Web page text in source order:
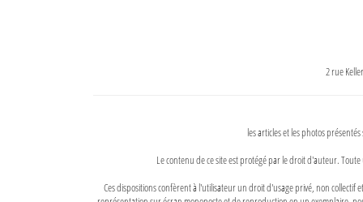
2 rue
les articles et les photos
Le contenu de ce site est protégé par le droit d'auteur.
Ces dispositions confèrent à l'utilisateur un droit d'usage privé, non